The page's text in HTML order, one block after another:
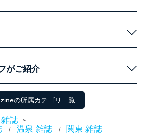
ガジンサービス 個人情報問い合わせ
1日
西野 伸一郎
いについて
管理者
がご紹介
の所属カテゴリ一覧
誌 >
/ 温泉 雑誌 / 関東 雑誌